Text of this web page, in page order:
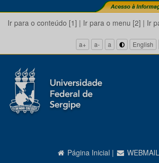
Ir para o conteúdo [1] | Ir para o menu [2] | Ir
a+ a- a English
Página Inicial | WEBMAIL